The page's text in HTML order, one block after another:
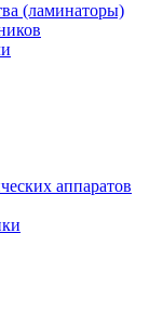
(ламинаторы)
аппаратов